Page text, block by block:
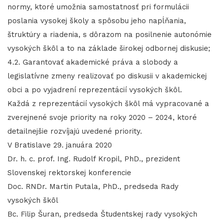
normy, ktoré umožnia samostatnosť pri formulácii
poslania vysokej školy a spôsobu jeho napĺňania,
štruktúry a riadenia, s dôrazom na posilnenie autonómie
vysokých škôl a to na základe širokej odbornej diskusie;
4.2. Garantovať akademické práva a slobody a
legislatívne zmeny realizovať po diskusii v akademickej
obci a po vyjadrení reprezentácií vysokých škôl.
Každá z reprezentácií vysokých škôl má vypracované a
zverejnené svoje priority na roky 2020 – 2024, ktoré
detailnejšie rozvíjajú uvedené priority.
V Bratislave 29. januára 2020
Dr. h. c. prof. Ing. Rudolf Kropil, PhD., prezident
Slovenskej rektorskej konferencie
Doc. RNDr. Martin Putala, PhD., predseda Rady
vysokých škôl
Bc. Filip Šuran, predseda Študentskej rady vysokých